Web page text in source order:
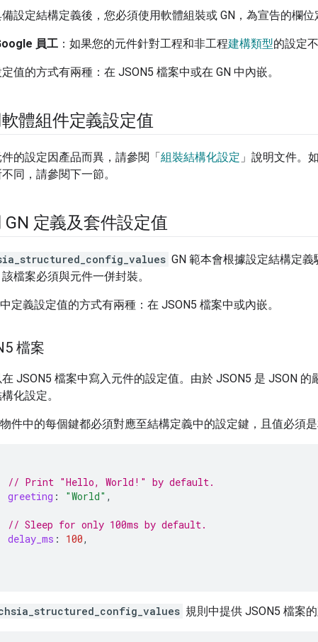
設定結構定義後，您必須使用軟體組裝或 GN，為宣告的欄位
員工 ：如果您的元件針對工程和非工程建構類型的設定
值的方式有兩種：在 JSON5 檔案中或在 GN 中內嵌。
體組件定義設定值
的設定因產品而異，請參閱「組裝結構化設定 」說明文件。
同，請參閱下一節。
GN 定義及套件設定值
GN 範本會根據設定結構定
檔案必須與元件一併封裝。
定義設定值的方式有兩種：在 JSON5 檔案中或內嵌。
檔案
JSON5 檔案中寫入元件的設定值。由於 JSON5 是 JSON
化設定。
件中的每個鍵都必須對應至結構定義中的設定鍵，且值必須是
// Print "Hello, World!" by default.
greeting : "World" ,
// Sleep for only 100ms by default.
delay_ms : 100,
規則中提供 JSON5 檔案的